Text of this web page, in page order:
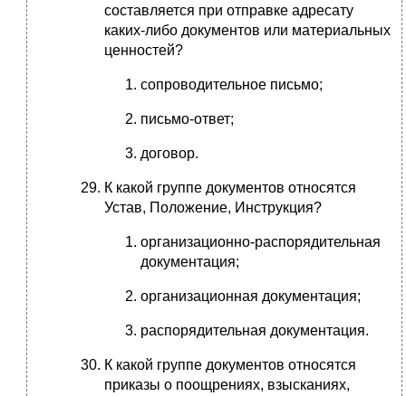
составляется при отправке адресату
каких-либо документов или материальных
ценностей?
сопроводительное письмо;
письмо-ответ;
договор.
К какой группе документов относятся
Устав, Положение, Инструкция?
организационно-распорядительная
документация;
организационная документация;
распорядительная документация.
К какой группе документов относятся
приказы о поощрениях, взысканиях,